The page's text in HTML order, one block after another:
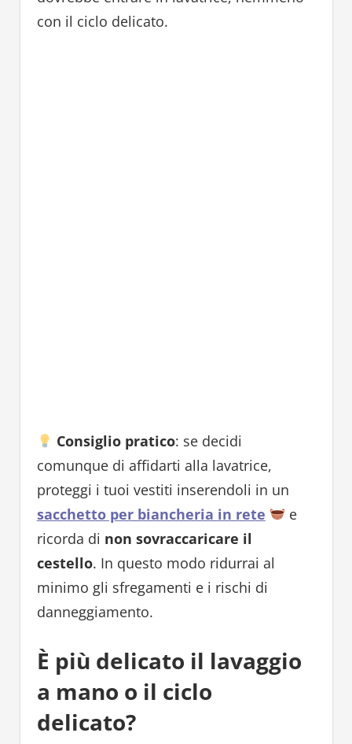
con il ciclo delicato.
Consiglio pratico: se decidi
comunque di affidarti alla lavatrice,
proteggi i tuoi vestiti inserendoli in un
sacchetto per biancheria in rete
e
ricorda di non sovraccaricare il
cestello. In questo modo ridurrai al
minimo gli sfregamenti e i rischi di
danneggiamento.
È più delicato il lavaggio
a mano o il ciclo
delicato?